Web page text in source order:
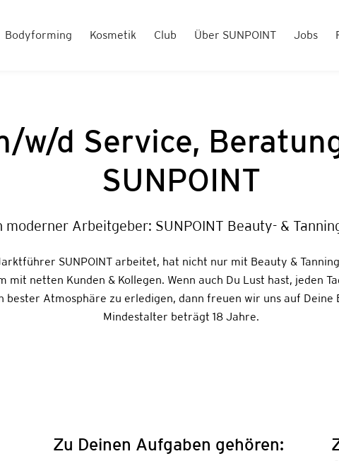
Bodyforming Kosmetik Club Über SUNPOINT Jobs
w/d Service,
SUNPOINT
moderner Arbeitgeber: SUNPOINT Beauty- &
SUNPOINT arbeitet, hat nicht nur mit Beauty &
mit netten Kunden & Kollegen. Wenn auch Du Lust hast, jeden
bester Atmosphäre zu erledigen, dann freuen wir uns auf Deine
Mindestalter beträgt 18 Jahre.
Zu Deinen Aufgaben gehören: